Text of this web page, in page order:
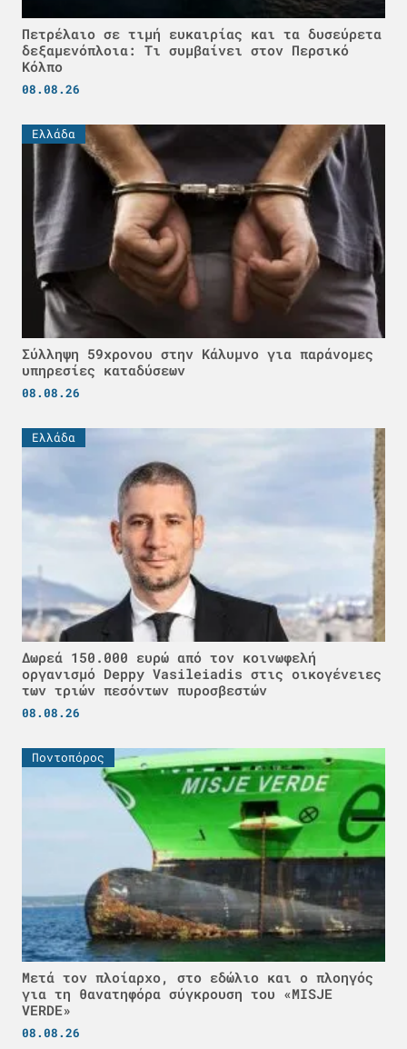
Πετρέλαιο σε τιμή ευκαιρίας και τα δυσεύρετα
δεξαμενόπλοια: Τι συμβαίνει στον Περσικό
Κόλπο
08.08.26
Ελλάδα
Σύλληψη 59χρονου στην Κάλυμνο για παράνομες
υπηρεσίες καταδύσεων
08.08.26
Ελλάδα
Δωρεά 150.000 ευρώ από τον κοινωφελή
οργανισμό Deppy Vasileiadis στις οικογένειες
των τριών πεσόντων πυροσβεστών
08.08.26
Ποντοπόρος
Μετά τον πλοίαρχο, στο εδώλιο και ο πλοηγός
για τη θανατηφόρα σύγκρουση του «MISJE
VERDE»
08.08.26